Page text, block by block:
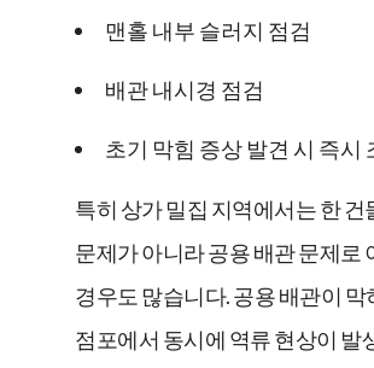
맨홀 내부 슬러지 점검
배관 내시경 점검
초기 막힘 증상 발견 시 즉시
특히 상가 밀집 지역에서는 한 건
문제가 아니라 공용 배관 문제로
경우도 많습니다. 공용 배관이 막
점포에서 동시에 역류 현상이 발